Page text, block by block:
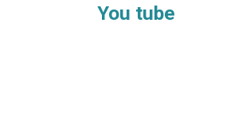
You tube